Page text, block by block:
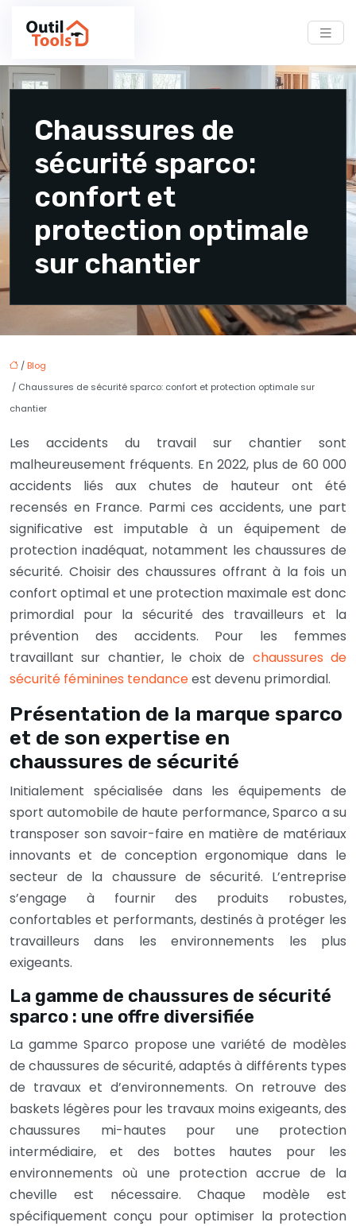
Chaussures de
sécurité sparco:
confort et
protection optimale
sur chantier
/ Blog
/ Chaussures de sécurité sparco: confort et protection optimale sur
chantier
Les accidents du travail sur chantier sont
malheureusement fréquents. En 2022, plus de 60 000
accidents liés aux chutes de hauteur ont été
recensés en France. Parmi ces accidents, une part
significative est imputable à un équipement de
protection inadéquat, notamment les chaussures de
sécurité. Choisir des chaussures offrant à la fois un
confort optimal et une protection maximale est donc
primordial pour la sécurité des travailleurs et la
prévention des accidents. Pour les femmes
travaillant sur chantier, le choix de chaussures de
sécurité féminines tendanceest devenu primordial.
Présentation de la marque sparco
et de son expertise en
chaussures de sécurité
Initialement spécialisée dans les équipements de
sport automobile de haute performance, Sparco a su
transposer son savoir-faire en matière de matériaux
innovants et de conception ergonomique dans le
secteur de la chaussure de sécurité. L’entreprise
s’engage à fournir des produits robustes,
confortables et performants, destinés à protéger les
travailleurs dans les environnements les plus
exigeants.
La gamme de chaussures de sécurité
sparco : une offre diversifiée
La gamme Sparco propose une variété de modèles
de chaussures de sécurité, adaptés à différents types
de travaux et d’environnements. On retrouve des
baskets légères pour les travaux moins exigeants, des
chaussures mi-hautes pour une protection
intermédiaire, et des bottes hautes pour les
environnements où une protection accrue de la
cheville est nécessaire. Chaque modèle est
spécifiquement conçu pour optimiser la protection